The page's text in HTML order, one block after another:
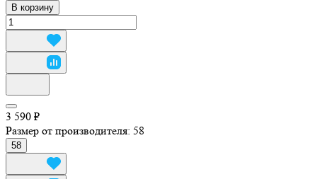
В корзину
3 590 ₽
Размер от производителя: 58
58